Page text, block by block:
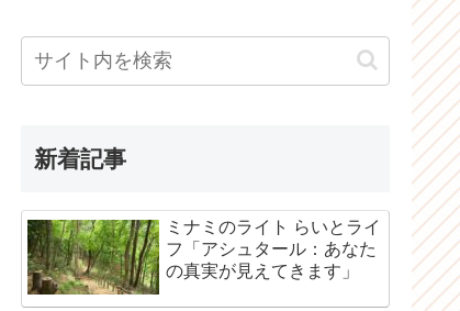
新着記事
ミナミのライト らいとライ
フ「アシュタール：あなた
の真実が見えてきます」